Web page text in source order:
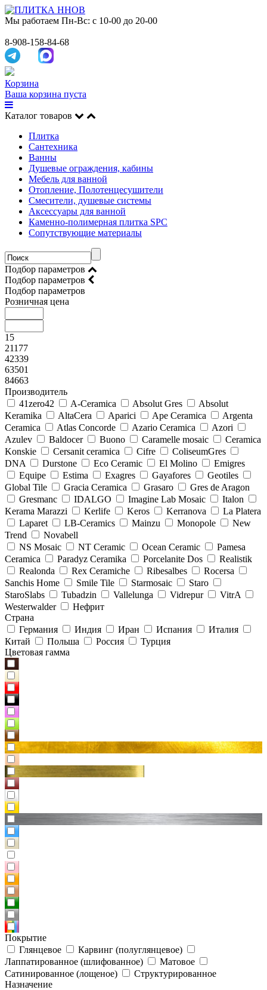
Мы работаем Пн-Вс: с 10-00 до 20-00
8-908-158-84-68
Корзина
Ваша корзина пуста
Каталог товаров
Плитка
Сантехника
Ванны
Душевые ограждения, кабины
Мебель для ванной
Отопление, Полотенцесушители
Смесители, душевые системы
Аксессуары для ванной
Каменно-полимерная плитка SPC
Сопутствующие материалы
Подбор параметров
Подбор параметров
Подбор параметров
Розничная цена
15
21177
42339
63501
84663
Производитель
41zero42
A-Ceramica Absolut Gres
Absolut
Keramika
AltaCera Aparici Ape Ceramica
Argenta
Ceramica
Atlas Concorde Azario Ceramica
Azori
Azulev
Baldocer Buono Caramelle mosaic
Ceramica
Konskie
Cersanit ceramica Cifre
ColiseumGres
DNA
Durstone Eco Ceramic El Molino
Emigres
Equipe
Estima Exagres Gayafores
Geotiles
Global Tile
Gracia Ceramica Grasaro
Gres de Aragon
Gresmanc
IDALGO Imagine Lab Mosaic
Italon
Kerama Marazzi
Kerlife Keros Kerranova
La Platera
Laparet
LB-Ceramics Mainzu Monopole
New
Trend
Novabell
NS Mosaic
NT Ceramic Ocean Ceramic
Pamesa
Ceramica
Paradyz Сeramika Porcelanite Dos
Realistik
Realonda
Rex Ceramiche Ribesalbes
Rocersa
Sanchis Home
Smile Tile Starmosaic
Staro
StaroSlabs
Tubadzin Vallelunga Vidrepur
VitrA
Westerwalder
Нефрит
Страна
Германия
Индия Иран Испания
Италия
Китай
Польша Россия
Турция
Цветовая гамма
Покрытие
Глянцевое
Карвинг (полуглянцевое)
Лаппатированное (шлифованное)
Матовое
Сатинированное (лощеное)
Структурированное
Назначение